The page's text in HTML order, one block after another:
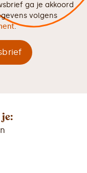
ga je akkoord
volgens
.